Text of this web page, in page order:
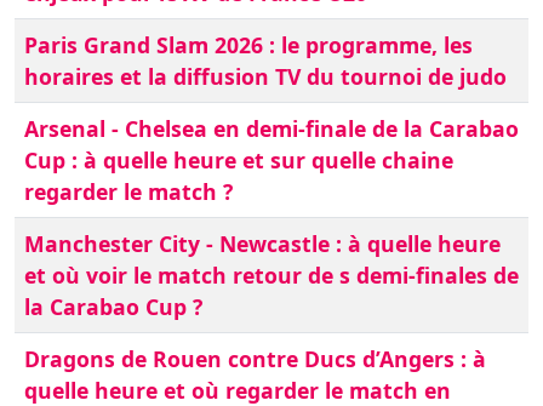
Paris Grand Slam 2026 : le programme, les
horaires et la diffusion TV du tournoi de judo
Arsenal - Chelsea en demi-finale de la Carabao
Cup : à quelle heure et sur quelle chaine
regarder le match ?
Manchester City - Newcastle : à quelle heure
et où voir le match retour de s demi-finales de
la Carabao Cup ?
Dragons de Rouen contre Ducs d’Angers : à
quelle heure et où regarder le match en